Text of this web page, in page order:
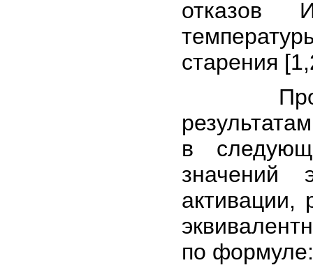
отказов
старения
в
значений
активации,
по формуле: